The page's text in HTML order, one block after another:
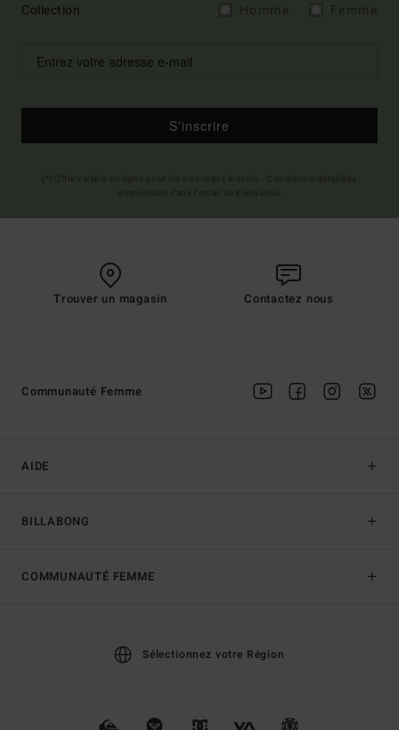
Collection
S'inscrire
Trouver un magasin Contactez nous
AIDE
BILLABONG
Communauté Femme
COMMUNAUTÉ FEMME
Sélectionnez votre Région